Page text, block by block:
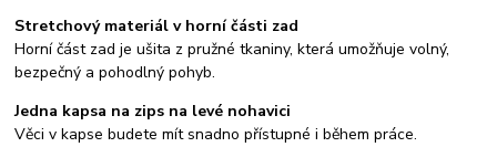
Stretchový materiál v horní části zad
Horní část zad je ušita z pružné tkaniny, která umožňuje volný,
bezpečný a pohodlný pohyb.
Jedna kapsa na zips na levé nohavici
Věci v kapse budete mít snadno přístupné i během práce.